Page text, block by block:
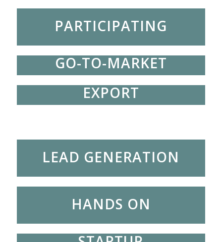
PARTICIPATING
GO-TO-MARKET
EXPORT
LEAD GENERATION
HANDS ON